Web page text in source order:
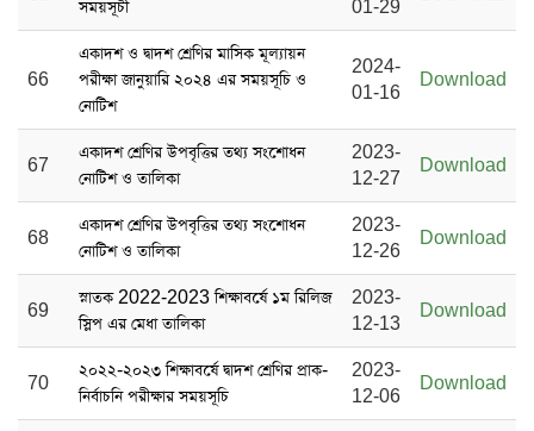
সময়সূচী
01-29
66
একাদশ ও দ্বাদশ শ্রেণির মাসিক মূল্যায়ন
পরীক্ষা জানুয়ারি ২০২৪ এর সময়সূচি ও
নোটিশ
2024-
01-16
Download
67
একাদশ শ্রেণির উপবৃত্তির তথ্য সংশোধন
নোটিশ ও তালিকা
2023-
12-27
Download
68
একাদশ শ্রেণির উপবৃত্তির তথ্য সংশোধন
নোটিশ ও তালিকা
2023-
12-26
Download
69
স্নাতক 2022-2023 শিক্ষাবর্ষে ১ম রিলিজ
স্লিপ এর মেধা তালিকা
2023-
12-13
Download
70
২০২২-২০২৩ শিক্ষাবর্ষে দ্বাদশ শ্রেণির প্রাক-
নির্বাচনি পরীক্ষার সময়সূচি
2023-
12-06
Download